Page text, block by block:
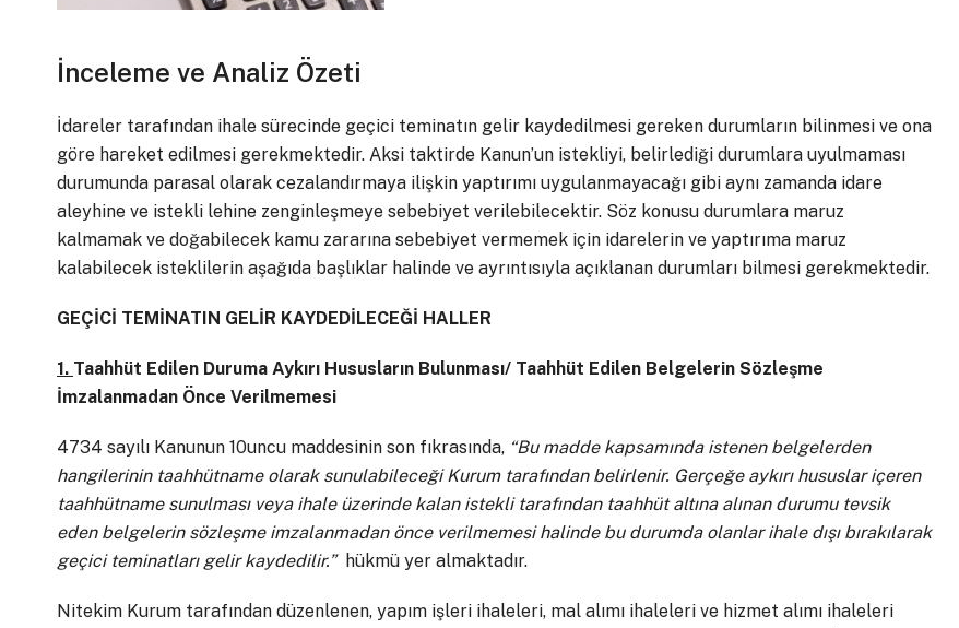
İnceleme ve Analiz Özeti
İdareler tarafından ihale sürecinde geçici teminatın gelir kaydedilmesi gereken durumların bilinmesi ve ona
göre hareket edilmesi gerekmektedir. Aksi taktirde Kanun’un istekliyi, belirlediği durumlara uyulmaması
durumunda parasal olarak cezalandırmaya ilişkin yaptırımı uygulanmayacağı gibi aynı zamanda idare
aleyhine ve istekli lehine zenginleşmeye sebebiyet verilebilecektir. Söz konusu durumlara maruz
kalmamak ve doğabilecek kamu zararına sebebiyet vermemek için idarelerin ve yaptırıma maruz
kalabilecek isteklilerin aşağıda başlıklar halinde ve ayrıntısıyla açıklanan durumları bilmesi gerekmektedir.
GEÇİCİ TEMİNATIN GELİR KAYDEDİLECEĞİ HALLER
1. Taahhüt Edilen Duruma Aykırı Hususların Bulunması/ Taahhüt Edilen Belgelerin Sözleşme
İmzalanmadan Önce Verilmemesi
4734 sayılı Kanunun 10uncu maddesinin son fıkrasında, “Bu madde kapsamında istenen belgelerden
hangilerinin taahhütname olarak sunulabileceği Kurum tarafından belirlenir. Gerçeğe aykırı hususlar içeren
taahhütname sunulması veya ihale üzerinde kalan istekli tarafından taahhüt altına alınan durumu tevsik
eden belgelerin sözleşme imzalanmadan önce verilmemesi halinde bu durumda olanlar ihale dışı bırakılarak
geçici teminatları gelir kaydedilir.”hükmü yer almaktadır.
Nitekim Kurum tarafından düzenlenen, yapım işleri ihaleleri, mal alımı ihaleleri ve hizmet alımı ihaleleri